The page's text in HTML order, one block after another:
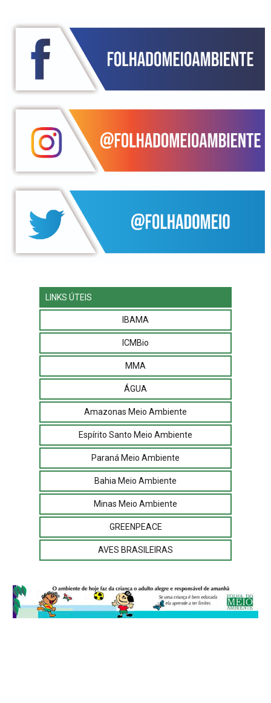
LINKS ÚTEIS
IBAMA
ICMBio
MMA
ÁGUA
Amazonas Meio Ambiente
Espírito Santo Meio Ambiente
Paraná Meio Ambiente
Bahia Meio Ambiente
Minas Meio Ambiente
GREENPEACE
AVES BRASILEIRAS